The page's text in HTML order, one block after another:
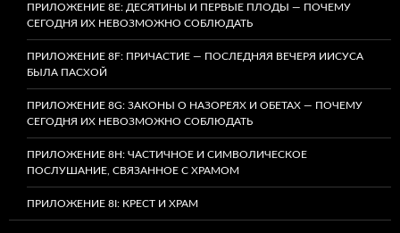
ПРИЛОЖЕНИЕ 8E: ДЕСЯТИНЫ И ПЕРВЫЕ ПЛОДЫ — ПОЧЕМУ
СЕГОДНЯ ИХ НЕВОЗМОЖНО СОБЛЮДАТЬ
ПРИЛОЖЕНИЕ 8F: ПРИЧАСТИЕ — ПОСЛЕДНЯЯ ВЕЧЕРЯ ИИСУСА
БЫЛА ПАСХОЙ
ПРИЛОЖЕНИЕ 8G: ЗАКОНЫ О НАЗОРЕЯХ И ОБЕТАХ — ПОЧЕМУ
СЕГОДНЯ ИХ НЕВОЗМОЖНО СОБЛЮДАТЬ
ПРИЛОЖЕНИЕ 8H: ЧАСТИЧНОЕ И СИМВОЛИЧЕСКОЕ
ПОСЛУШАНИЕ, СВЯЗАННОЕ С ХРАМОМ
ПРИЛОЖЕНИЕ 8I: КРЕСТ И ХРАМ